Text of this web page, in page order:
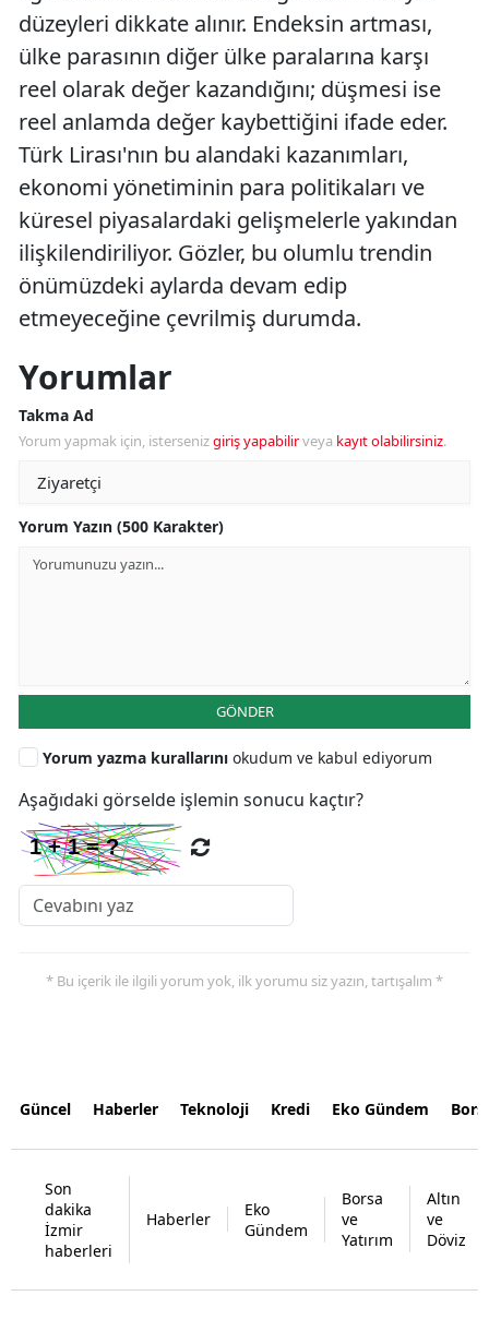
düzeyleri dikkate alınır. Endeksin artması,
ülke parasının diğer ülke paralarına karşı
reel olarak değer kazandığını; düşmesi ise
reel anlamda değer kaybettiğini ifade eder.
Türk Lirası'nın bu alandaki kazanımları,
ekonomi yönetiminin para politikaları ve
küresel piyasalardaki gelişmelerle yakından
ilişkilendiriliyor. Gözler, bu olumlu trendin
önümüzdeki aylarda devam edip
etmeyeceğine çevrilmiş durumda.
Yorumlar
Takma Ad
Yorum yapmak için, istersenizgiriş yapabilirveya kayıt olabilirsiniz.
Yorum Yazın (500 Karakter)
GÖNDER
Yorum yazma kurallarını okudum ve kabul ediyorum
Aşağıdaki görselde işlemin sonucu kaçtır?
* Bu içerik ile ilgili yorum yok, ilk yorumu siz yazın, tartışalım *
Güncel Haberler Teknoloji Kredi Eko Gündem
Son
dakika
İzmir
haberleri
Haberler
Eko
Gündem
Borsa
ve
Yatırım
Altın
ve
Döviz